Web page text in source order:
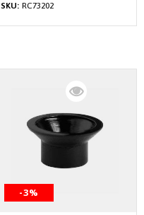
SKU: RC73202
-3%